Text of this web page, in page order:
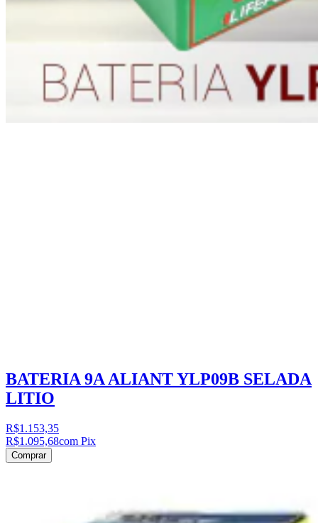
BATERIA 9A ALIANT YLP09B SELADA
LITIO
R$1.153,35
R$1.095,68com Pix
Comprar